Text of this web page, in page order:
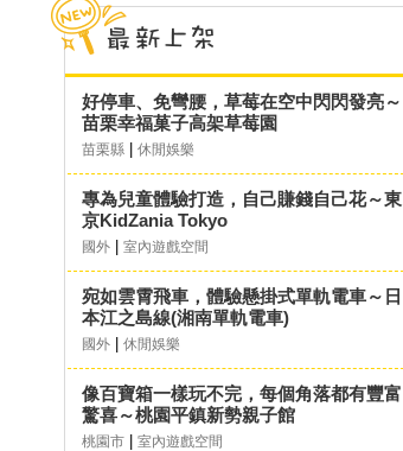
好停車、免彎腰，草莓在空中閃閃發亮～
苗栗幸福菓子高架草莓園
苗栗縣 休閒娛樂
專為兒童體驗打造，自己賺錢自己花～東
京KidZania Tokyo
國外 室內遊戲空間
宛如雲霄飛車，體驗懸掛式單軌電車～日
本江之島線(湘南單軌電車)
國外 休閒娛樂
像百寶箱一樣玩不完，每個角落都有豐富
驚喜～桃園平鎮新勢親子館
桃園市 室內遊戲空間